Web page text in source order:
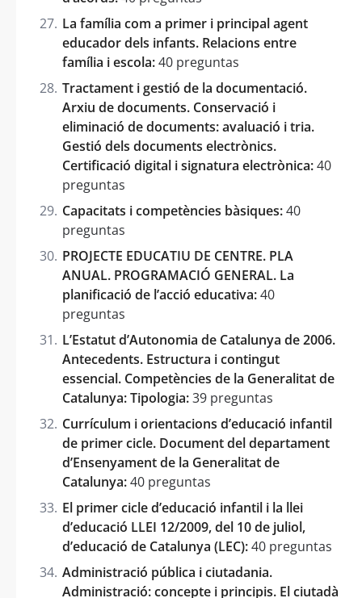
La família com a primer i principal agent
educador dels infants. Relacions entre
família i escola:40 preguntas
Tractament i gestió de la documentació.
Arxiu de documents. Conservació i
eliminació de documents: avaluació i tria.
Gestió dels documents electrònics.
Certificació digital i signatura electrònica:40
preguntas
Capacitats i competències bàsiques:40
preguntas
PROJECTE EDUCATIU DE CENTRE. PLA
ANUAL. PROGRAMACIÓ GENERAL. La
planificació de l’acció educativa:40
preguntas
L’Estatut d’Autonomia de Catalunya de 2006.
Antecedents. Estructura i contingut
essencial. Competències de la Generalitat de
Catalunya: Tipologia:39 preguntas
Currículum i orientacions d’educació infantil
de primer cicle. Document del departament
d’Ensenyament de la Generalitat de
Catalunya:40 preguntas
El primer cicle d’educació infantil i la llei
d’educació LLEI 12/2009, del 10 de juliol,
d’educació de Catalunya (LEC):40 preguntas
Administració pública i ciutadania.
Administració: concepte i principis. El ciutadà